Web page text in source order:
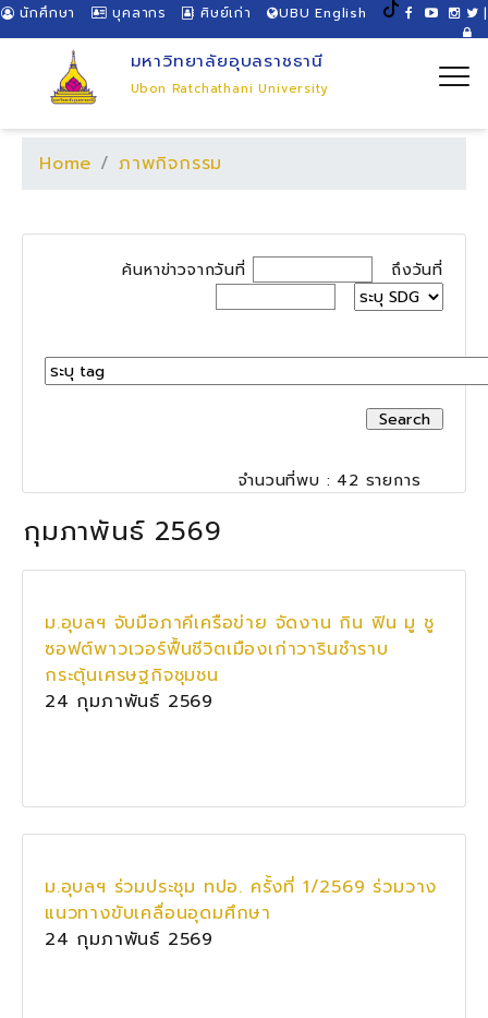
นักศึกษา บุคลากร ศิษย์เก่า UBU English |
มหาวิทยาลัยอุบลราชธานี
Ubon Ratchathani University
Home ภาพกิจกรรม
ค้นหาข่าวจากวันที่ ถึงวันที่
จำนวนที่พบ : 42 รายการ
กุมภาพันธ์ 2569
ม.อุบลฯ จับมือภาคีเครือข่าย จัดงาน กิน ฟิน มู ชู
ซอฟต์พาวเวอร์ฟื้นชีวิตเมืองเก่าวารินชำราบ
กระตุ้นเศรษฐกิจชุมชน
24 กุมภาพันธ์ 2569
ม.อุบลฯ ร่วมประชุม ทปอ. ครั้งที่ 1/2569 ร่วมวาง
แนวทางขับเคลื่อนอุดมศึกษา
24 กุมภาพันธ์ 2569